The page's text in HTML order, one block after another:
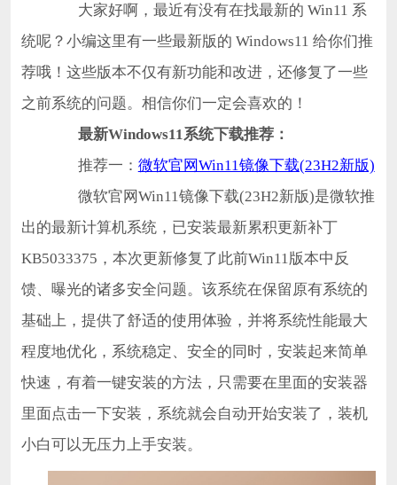
大家好啊，最近有没有在找最新的 Win11 系
统呢？小编这里有一些最新版的 Windows11 给你们推
荐哦！这些版本不仅有新功能和改进，还修复了一些
之前系统的问题。相信你们一定会喜欢的！
最新Windows11系统下载推荐：
推荐一： 微软官网Win11镜像下载(23H2新版)
微软官网Win11镜像下载(23H2新版)是微软推
出的最新计算机系统，已安装最新累积更新补丁
KB5033375，本次更新修复了此前Win11版本中反
馈、曝光的诸多安全问题。该系统在保留原有系统的
基础上，提供了舒适的使用体验，并将系统性能最大
程度地优化，系统稳定、安全的同时，安装起来简单
快速，有着一键安装的方法，只需要在里面的安装器
里面点击一下安装，系统就会自动开始安装了，装机
小白可以无压力上手安装。